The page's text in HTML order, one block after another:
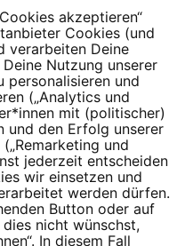
akzeptieren“
Cookies (und
verarbeiten Deine
Nutzung unserer
personalisieren und
(„Analytics und
mit (politischer)
und den Erfolg unserer
und
jederzeit entscheiden
wir einsetzen und
werden dürfen.
Button oder auf
dies nicht wünschst,
In diesem Fall